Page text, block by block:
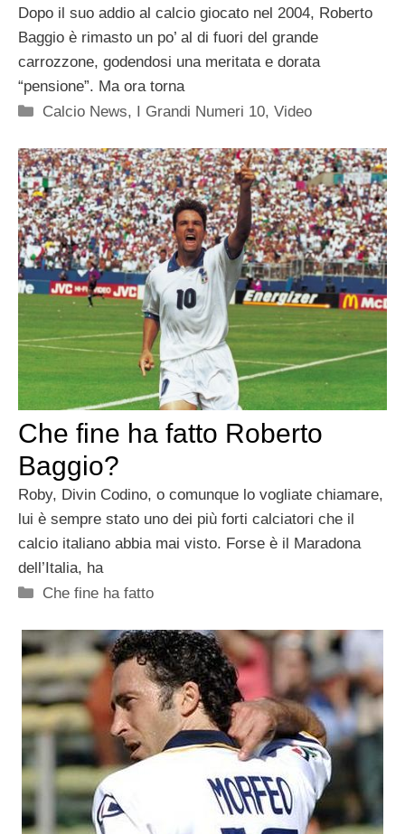
Dopo il suo addio al calcio giocato nel 2004, Roberto
Baggio è rimasto un po’ al di fuori del grande
carrozzone, godendosi una meritata e dorata
“pensione”. Ma ora torna
Categorie
Calcio News, I Grandi Numeri 10,Video
Che fine ha fatto Roberto
Baggio?
Roby, Divin Codino, o comunque lo vogliate chiamare,
lui è sempre stato uno dei più forti calciatori che il
calcio italiano abbia mai visto. Forse è il Maradona
dell’Italia, ha
Categorie
Che fine ha fatto